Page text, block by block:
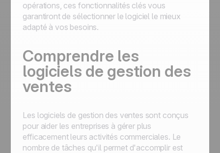
opérations, ces fonctionnalités clés vous
garantiront de sélectionner le logiciel le mieux
adapté à vos besoins.
Comprendre les
logiciels de gestion des
ventes
Les logiciels de gestion des ventes sont conçus
pour aider les entreprises à gérer plus
efficacement leurs activités commerciales. Le
nombre de tâches qu'il permet d'accomplir est